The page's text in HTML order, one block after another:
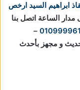
ابراهيم السيد ارخص
الساعة اتصل بنا
–
و مجهز بأحدث